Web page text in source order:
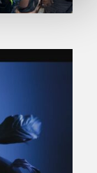
.
eta eduki
edukia
eta
zertarako